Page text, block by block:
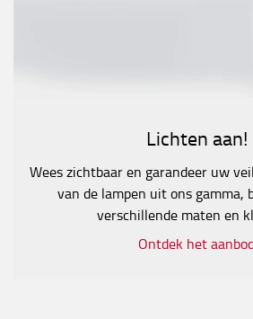
Lichten aan!
Wees zichtbaar en garandeer uw
van de lampen uit ons gamma,
verschillende maten en
Ontdek het